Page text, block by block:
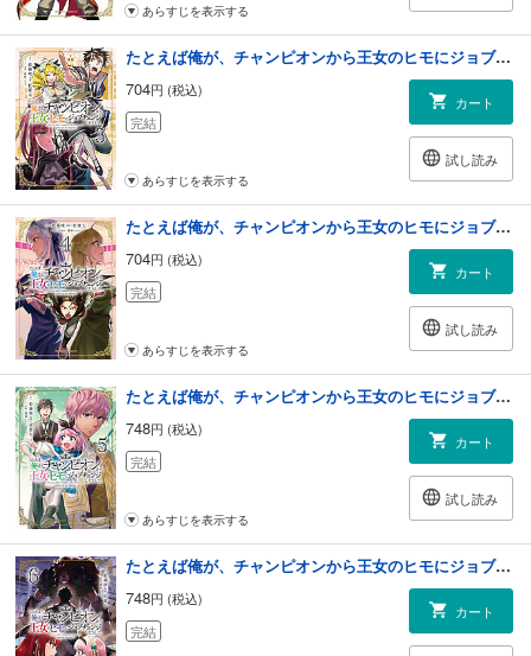
あらすじを表示する
たとえば俺が、チャンピオンから王女のヒモにジョブチェンジしたとして。（３）
704円 (税込)
完結
カート
試し読み
あらすじを表示する
たとえば俺が、チャンピオンから王女のヒモにジョブチェンジしたとして。（４）
704円 (税込)
完結
カート
試し読み
あらすじを表示する
たとえば俺が、チャンピオンから王女のヒモにジョブチェンジしたとして。（５）
748円 (税込)
完結
カート
試し読み
あらすじを表示する
たとえば俺が、チャンピオンから王女のヒモにジョブチェンジしたとして。（６）
748円 (税込)
完結
カート